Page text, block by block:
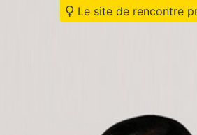
Le site de rencontre